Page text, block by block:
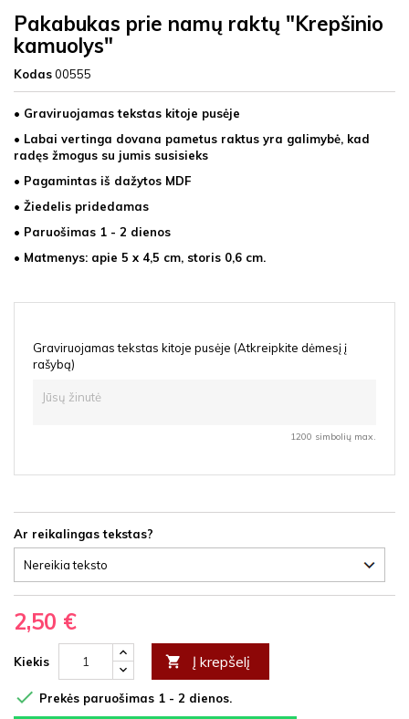
Pakabukas prie namų raktų "Krepšinio
kamuolys"
Kodas00555
• Graviruojamas tekstas kitoje pusėje
• Labai vertinga dovana pametus raktus yra galimybė, kad
radęs žmogus su jumis susisieks
• Pagamintas iš dažytos MDF
• Žiedelis pridedamas
• Paruošimas 1 - 2 dienos
• Matmenys: apie 5 x 4,5 cm, storis 0,6 cm.
Graviruojamas tekstas kitoje pusėje (Atkreipkite dėmesį į
rašybą)
1200 simbolių max.
Ar reikalingas tekstas?
2,50 €
Kiekis  Į krepšelį
 Prekės paruošimas 1 - 2 dienos.